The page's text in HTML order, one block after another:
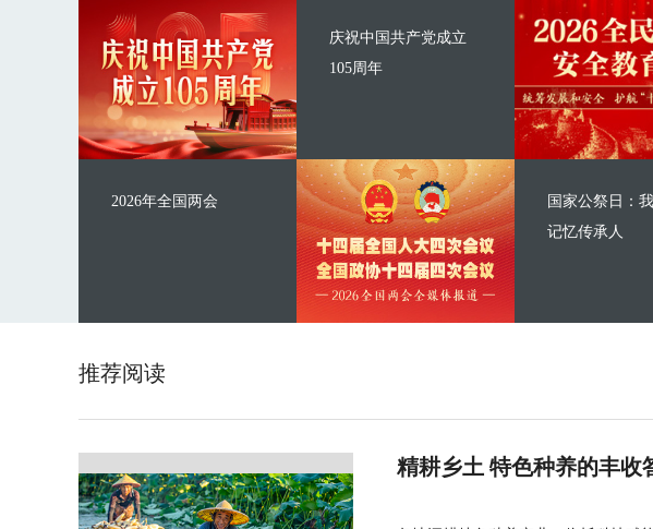
庆祝中国共产党成立
105周年
2026年全国两会
国家公祭日：
记忆传承人
推荐阅读
精耕乡土 特色种养的丰收